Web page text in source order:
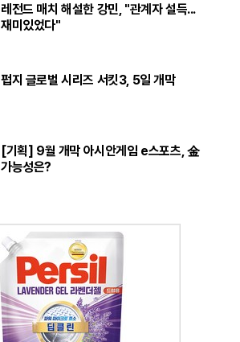
레전드 매치 해설한 강민, "관계자 설득...
재미있었다"
펍지 글로벌 시리즈 서킷3, 5일 개막
[기획] 9월 개막 아시안게임 e스포츠, 金
가능성은?